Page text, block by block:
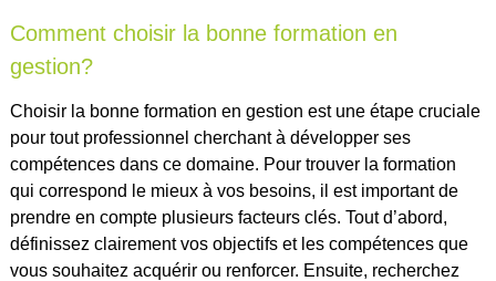
Comment choisir la bonne formation en
gestion?
Choisir la bonne formation en gestion est une étape cruciale
pour tout professionnel cherchant à développer ses
compétences dans ce domaine. Pour trouver la formation
qui correspond le mieux à vos besoins, il est important de
prendre en compte plusieurs facteurs clés. Tout d’abord,
définissez clairement vos objectifs et les compétences que
vous souhaitez acquérir ou renforcer. Ensuite, recherchez